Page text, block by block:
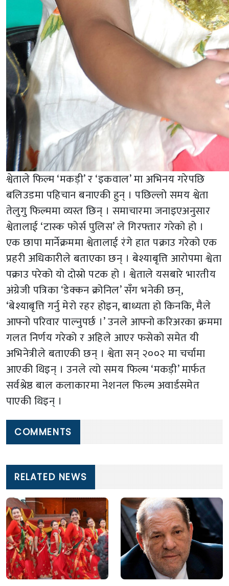
श्वेताले फिल्म ‘मकड़ी’ र ‘इकवाल’ मा अभिनय गरेपछि
बलिउडमा पहिचान बनाएकी हुन् । पछिल्लो समय श्वेता
तेलुगु फिल्ममा व्यस्त छिन् । समाचारमा जनाइएअनुसार
श्वेतालाई ‘टास्क फोर्स पुलिस’ ले गिरफ्तार गरेको हो ।
एक छापा मार्नेक्रममा श्वेतालाई रंगे हात पक्राउ गरेको एक
प्रहरी अधिकारीले बताएका छन् । बेश्याबृत्ति आरोपमा श्वेता
पक्राउ परेको यो दोस्रो पटक हो । श्वेताले यसबारे भारतीय
अंग्रेजी पत्रिका ‘डेक्कन क्रोनिल’ सँग भनेकी छन्,
‘बेश्याबृत्ति गर्नु मेरो रहर होइन, बाध्यता हो किनकि, मैले
आफ्नो परिवार पाल्नुपर्छ ।’ उनले आफ्नो करिअरका क्रममा
गलत निर्णय गरेको र अहिले आएर फसेको समेत यी
अभिनेत्रीले बताएकी छन् । श्वेता सन् २००२ मा चर्चामा
आएकी थिइन् । उनले त्यो समय फिल्म ‘मकड़ी’ मार्फत
सर्वश्रेष्ठ बाल कलाकारमा नेशनल फिल्म अवार्डसमेत
पाएकी थिइन् ।
COMMENTS
RELATED NEWS